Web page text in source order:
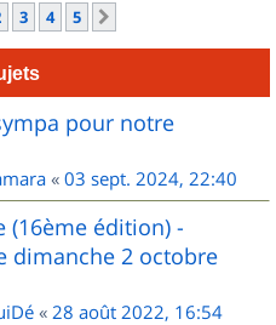
3 4 5
pour notre
« 03 sept. 2024, 22:40
(16ème édition) -
dimanche 2 octobre
« 28 août 2022, 16:54